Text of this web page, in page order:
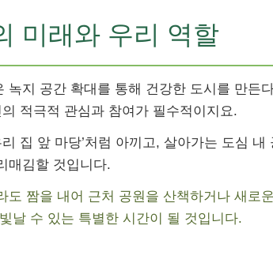
미래와 우리 역할
녹지 공간 확대를 통해 건강한 도시를 만든
적극적 관심과 참여가 필수적이지요.
집 앞 마당’처럼 아끼고, 살아가는 도심
매김할 것입니다.
도 짬을 내어 근처 공원을 산책하거나 새로
날 수 있는 특별한 시간이 될 것입니다.